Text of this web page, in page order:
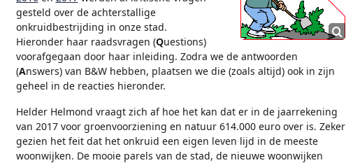
gesteld over de achterstallige
onkruidbestrijding in onze stad.
Hieronder haar raadsvragen (Questions)
voorafgegaan door haar inleiding. Zodra we de antwoorden
(Answers) van B&W hebben, plaatsen we die (zoals altijd) ook in zijn
geheel in de reacties hieronder.
Helder Helmond vraagt zich af hoe het kan dat er in de jaarrekening
van 2017 voor groenvoorziening en natuur 614.000 euro over is. Zeker
gezien het feit dat het onkruid een eigen leven lijd in de meeste
woonwijken. De mooie parels van de stad, de nieuwe woonwijken